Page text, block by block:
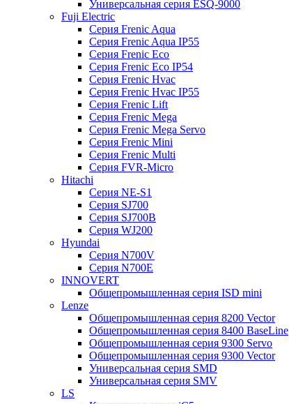
Универсальная серия ESQ-9000
Fuji Electric
Серия Frenic Aqua
Серия Frenic Aqua IP55
Серия Frenic Eco
Серия Frenic Eco IP54
Серия Frenic Hvac
Серия Frenic Hvac IP55
Серия Frenic Lift
Серия Frenic Mega
Серия Frenic Mega Servo
Серия Frenic Mini
Серия Frenic Multi
Серия FVR-Micro
Hitachi
Серия NE-S1
Серия SJ700
Серия SJ700B
Серия WJ200
Hyundai
Серия N700V
Серия N700Е
INNOVERT
Общепромышленная серия ISD mini
Lenze
Общепромышленная серия 8200 Vector
Общепромышленная серия 8400 BaseLine
Общепромышленная серия 9300 Servo
Общепромышленная серия 9300 Vector
Универсальная серия SMD
Универсальная серия SMV
LS